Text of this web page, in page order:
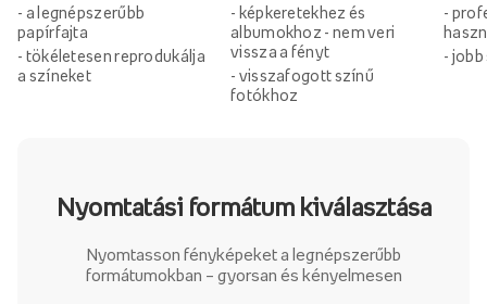
- a legnépszerűbb
papírfajta
- tökéletesen reprodukálja
a színeket
- képkeretekhez és
albumokhoz - nem veri
vissza a fényt
- visszafogott színű
fotókhoz
-
-
Nyomtatási formátum kiválasztása
Nyomtasson fényképeket a legnépszerűbb
formátumokban – gyorsan és kényelmesen